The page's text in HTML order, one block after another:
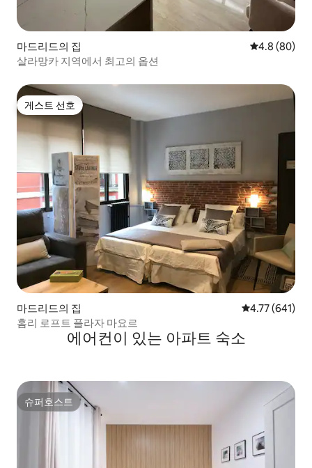
마드리드의 집 평점 4.8점(5
4.8 (80)
살라망카 지역에서 최고의 옵션
게스트 선호
게스트 선호
마드리드의 집 평점 4.77점(5
4.77 (641)
홈리 로프트 플라자 마요르
에어컨이 있는 아파트 숙소
슈퍼호스트
슈퍼호스트